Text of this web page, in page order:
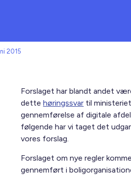
2015
Forslaget har blandt andet
dettehøringssvar til
gennemførelse af digitale
følgende har vi taget det
vores forslag.
Forslaget om nye regler
gennemført i